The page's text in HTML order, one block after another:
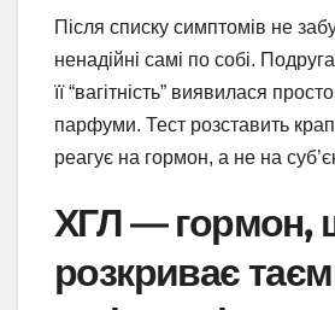
Після списку симптомів не
ненадійні самі по собі.
її “вагітність” виявилася
парфуми. Тест розставить
реагує на гормон, а не на
ХГЛ — гормон,
розкриває